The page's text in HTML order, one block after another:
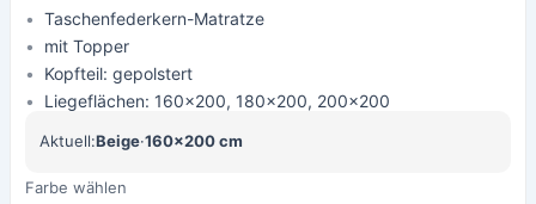
Taschenfederkern-Matratze
mit Topper
Kopfteil: gepolstert
Liegeflächen: 160x200, 180x200, 200x200
Aktuell:Beige·160×200 cm
Farbe wählen